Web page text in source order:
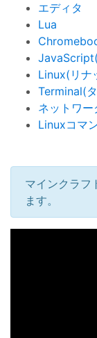
エディタ
Lua
Linux(リナ
Terminal(
ネットワー
Linuxコマ
マインクラフ
ます。